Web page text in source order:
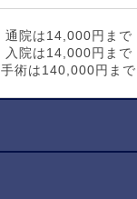
通院は14,000円まで
入院は14,000円まで
手術は140,000円まで